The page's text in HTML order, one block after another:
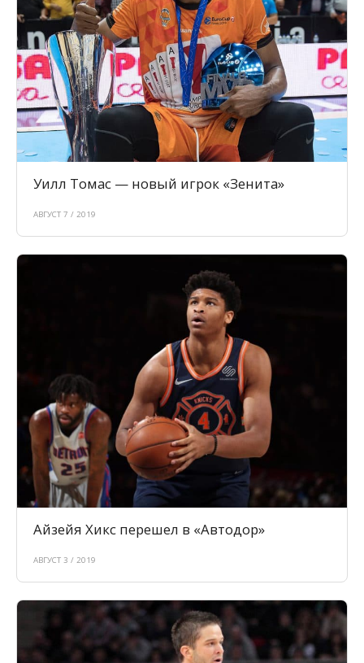
Уилл Томас — новый игрок «Зенита»
АВГУСТ 7 / 2019
Айзейя Хикс перешел в «Автодор»
АВГУСТ 3 / 2019